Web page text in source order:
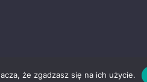
że zgadzasz się na ich użycie.